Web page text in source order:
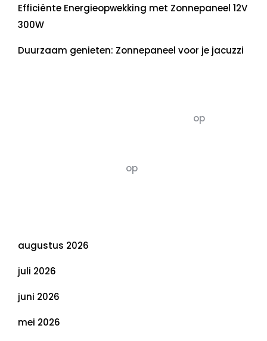
Efficiënte Energieopwekking met Zonnepaneel 12V
300W
Duurzaam genieten: Zonnepaneel voor je jacuzzi
op
op
augustus 2026
juli 2026
juni 2026
mei 2026